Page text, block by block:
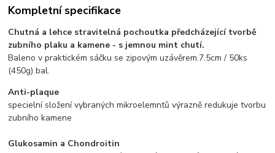
Kompletní specifikace
Chutná a lehce stravitelná pochoutka předcházející tvorbě
zubního plaku a kamene - s jemnou mint chutí.
Baleno v praktickém sáčku se zipovým uzávěrem.7.5cm / 50ks
(450g) bal.
Anti-plaque
specielní složení vybraných mikroelemntů výrazně redukuje tvorbu
zubního kamene
Glukosamin a Chondroitin